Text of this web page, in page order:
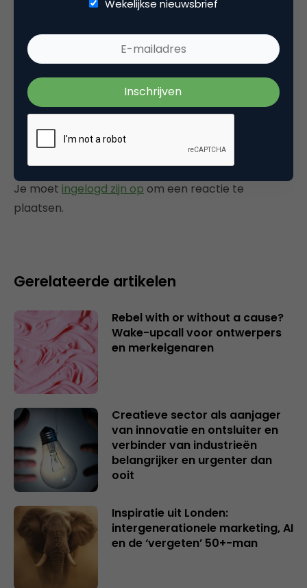
Tags
interview
Je moet ingelogd zijn op om een reactie te
plaatsen.
Gerelateerde artikelen
Rebel with or without a cause?
Wake-upcall voor ontwerpers
en merkeigenaren
Creatieve sector als aanjager
van innovatie en ontsluiter en
verbinder van industrieën
belangrijker en urgenter dan
ooit
Inspiratie uit Londen:
intergenerationele marketing, AI
en de ‘vergeten’ 50+-man
Wekelijkse nieuwsbrief